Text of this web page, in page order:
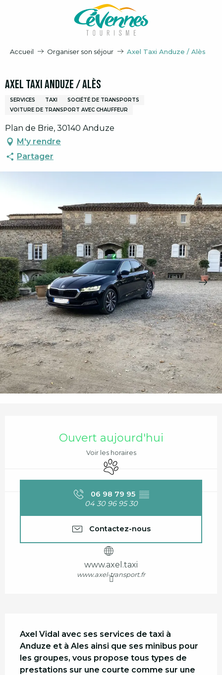
Accueil Organiser son séjour Axel Taxi Anduze / Alès
Axel Taxi Anduze / Alès
SERVICES TAXI
SOCIÉTÉ DE TRANSPORTS
VOITURE DE TRANSPORT AVEC CHAUFFEUR
Plan de Brie, 30140 Anduze
M'y rendre
Partager
Ouvert aujourd'hui
Voir les horaires
Animaux acceptés
06 98 79 95 ▒▒
04 30 96 95 30
Contactez-nous
www.axel.taxi
www.axel-transport.fr
Description
Axel Vidal avec ses services de taxi à
Anduze et à Ales ainsi que ses minibus pour
les groupes, vous propose tous types de
prestations sur une courte comme sur une